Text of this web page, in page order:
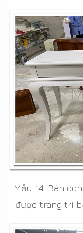
Mẫu 14: Bàn
được trang trí